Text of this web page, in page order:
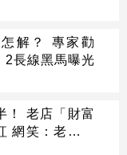
解？ 專家勸
2長線黑馬曝光
！ 老店「財富
網笑：老闆該